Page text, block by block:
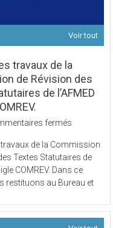
Voir tout
travaux de la
de Révision des
de l’AFMED
fermés
des
travaux
de
la
de
Révision
de la Commission
Textes Statutaires de
COMREV. Dans ce
restituons au Bureau et